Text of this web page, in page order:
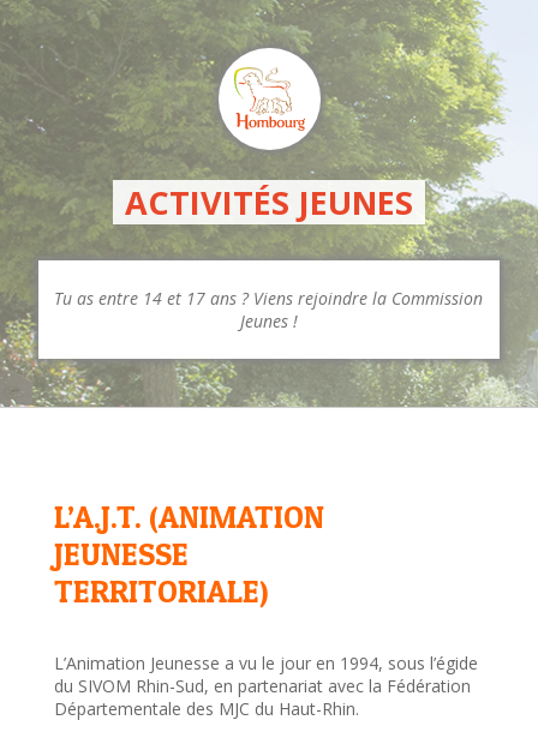
ACTIVITÉS JEUNES
Tu as entre 14 et 17 ans ? Viens rejoindre la Commission
Jeunes !
L’A.J.T. (ANIMATION
JEUNESSE
TERRITORIALE)
L’Animation Jeunesse a vu le jour en 1994, sous l’égide
du SIVOM Rhin-Sud, en partenariat avec la Fédération
Départementale des MJC du Haut-Rhin.